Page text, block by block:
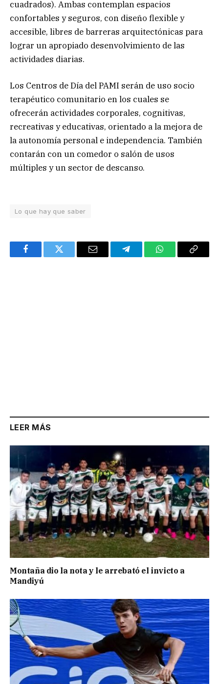
cuadrados). Ambas contemplan espacios
confortables y seguros, con diseño flexible y
accesible, libres de barreras arquitectónicas para
lograr un apropiado desenvolvimiento de las
actividades diarias.
Los Centros de Día del PAMI serán de uso socio
terapéutico comunitario en los cuales se
ofrecerán actividades corporales, cognitivas,
recreativas y educativas, orientado a la mejora de
la autonomía personal e independencia. También
contarán con un comedor o salón de usos
múltiples y un sector de descanso.
Lo que hay que saber
FacebookTwitter Email TelegramWhatsAppCopy
LEER MÁS
Montaña dio la nota y le arrebató el invicto a
Mandiyú